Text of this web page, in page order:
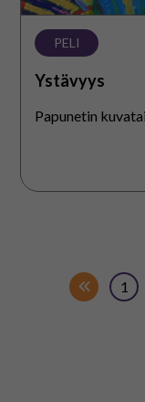
PELI
Ystävyys
Papunetin
1